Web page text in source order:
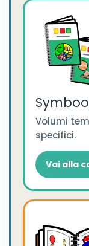
Volumi
specifici.
Vai alla